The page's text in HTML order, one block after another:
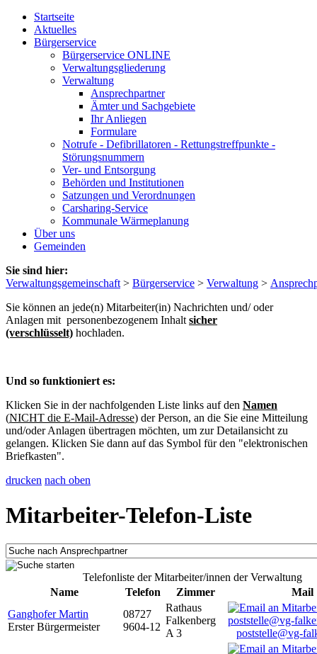
Startseite
Aktuelles
Bürgerservice
Bürgerservice ONLINE
Verwaltungsgliederung
Verwaltung
Ansprechpartner
Ämter und Sachgebiete
Ihr Anliegen
Formulare
Notrufe - Defibrillatoren - Rettungstreffpunkte -
Störungsnummern
Ver- und Entsorgung
Behörden und Institutionen
Satzungen und Verordnungen
Carsharing-Service
Kommunale Wärmeplanung
Über uns
Gemeinden
Sie sind hier:
Verwaltungsgemeinschaft > Bürgerservice > Verwaltung >
Sie können an jede(n) Mitarbeiter(in) Nachrichten und/ oder
Anlagen mit personenbezogenem Inhalt sicher
(verschlüsselt) hochladen.
Und so funktioniert es:
Klicken Sie in der nachfolgenden Liste links auf den Namen
(NICHT die E-Mail-Adresse) der Person, an die Sie eine Mitteilung
und/oder Anlagen übertragen möchten, um zur Detailansicht zu
gelangen. Klicken Sie dann auf das Symbol für den "elektronischen
Briefkasten".
drucken nach oben
Mitarbeiter-Telefon-Liste
Telefonliste der Mitarbeiter/innen der Verwaltung
Name
Telefon Zimmer
Mail
Ganghofer Martin
Erster Bürgermeister
08727
9604-12
Rathaus
Falkenberg
A 3
poststelle@vg-